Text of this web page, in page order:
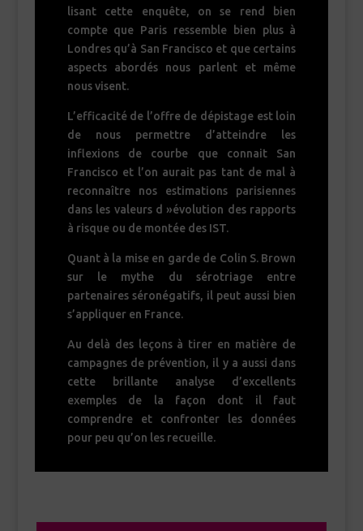
lisant cette enquête, on se rend bien
compte que Paris ressemble bien plus à
Londres qu’à San Francisco et que certains
aspects abordés nous parlent et même
nous visent.
L’efficacité de l’offre de dépistage est loin
de nous permettre d’atteindre les
inflexions de courbe que connait San
Francisco et l’on aurait pas tant de mal à
reconnaître nos estimations parisiennes
dans les valeurs d »évolution des rapports
à risque ou de montée des IST.
Quant à la mise en garde de Colin S. Brown
sur le mythe du sérotriage entre
partenaires séronégatifs, il peut aussi bien
s’appliquer en France.
Au delà des leçons à tirer en matière de
campagnes de prévention, il y a aussi dans
cette brillante analyse d’excellents
exemples de la façon dont il faut
comprendre et confronter les données
pour peu qu’on les recueille.